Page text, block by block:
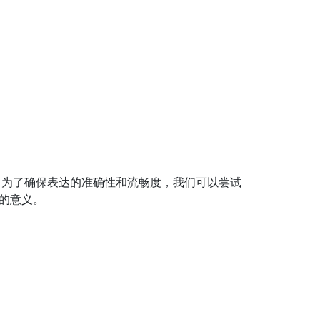
了确保表达的准确性和流畅度，我们可以尝试
义。